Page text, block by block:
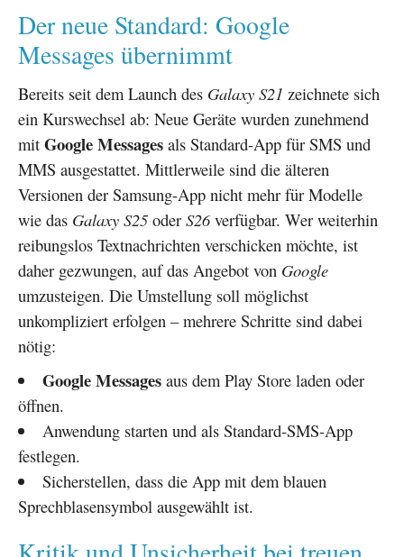
Der neue Standard: Google
Messages übernimmt
Bereits seit dem Launch des Galaxy S21 zeichnete sich
ein Kurswechsel ab: Neue Geräte wurden zunehmend
mit Google Messages als Standard-App für SMS und
MMS ausgestattet. Mittlerweile sind die älteren
Versionen der Samsung-App nicht mehr für Modelle
wie das Galaxy S25 oder S26verfügbar. Wer weiterhin
reibungslos Textnachrichten verschicken möchte, ist
daher gezwungen, auf das Angebot von Google
umzusteigen. Die Umstellung soll möglichst
unkompliziert erfolgen – mehrere Schritte sind dabei
nötig:
Google Messagesaus dem Play Store laden oder
öffnen.
Anwendung starten und als Standard-SMS-App
festlegen.
Sicherstellen, dass die App mit dem blauen
Sprechblasensymbol ausgewählt ist.